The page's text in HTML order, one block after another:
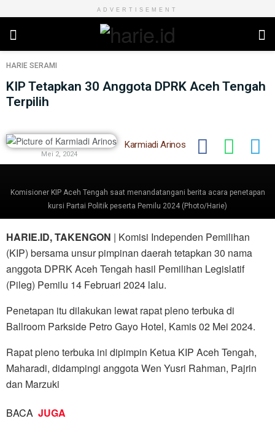
ADVERTISEMENT
HARIE SERAMI
KIP Tetapkan 30 Anggota DPRK Aceh Tengah
Terpilih
Karmiadi Arinos
Mei 2, 2024
Komisioner KIP Aceh Tengah saat menandatangani berita acara penetapan
kursi Partai Politik peserta Pemilu 2024 (Photo/Harie)
HARIE.ID, TAKENGON | Komisi Independen Pemilihan
(KIP) bersama unsur pimpinan daerah tetapkan 30 nama
anggota DPRK Aceh Tengah hasil Pemilihan Legislatif
(Pileg) Pemilu 14 Februari 2024 lalu.
Penetapan itu dilakukan lewat rapat pleno terbuka di
Ballroom Parkside Petro Gayo Hotel, Kamis 02 Mei 2024.
Rapat pleno terbuka ini dipimpin Ketua KIP Aceh Tengah,
Maharadi, didampingi anggota Wen Yusri Rahman, Pajrin
dan Marzuki
BACA JUGA